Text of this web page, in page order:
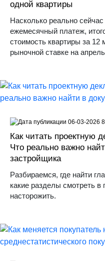
одной квартиры
Насколько реально
ежемесячный платеж,
стоимость квартиры за 12
рыночной ставке на
Как читать проектную
Что реально важно
застройщика
Разбираемся, где найти
какие разделы смотреть
насторожить.
06-03-2026